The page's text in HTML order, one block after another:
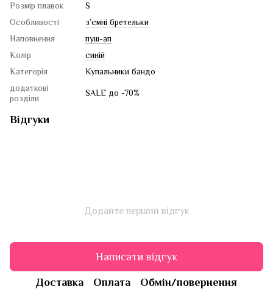
Розмір плавок
S
Особливості
з`ємні бретельки
Наповнення
пуш-ап
Колір
синій
Категорія
Купальники бандо
додаткові
розділи
SALE до -70%
Відгуки
Додайте перший відгук
Написати відгук
Доставка Оплата Обмін/повернення